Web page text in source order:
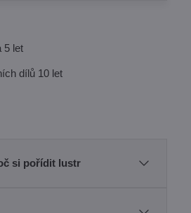
5 let
dílů 10 let
si pořídit lustr